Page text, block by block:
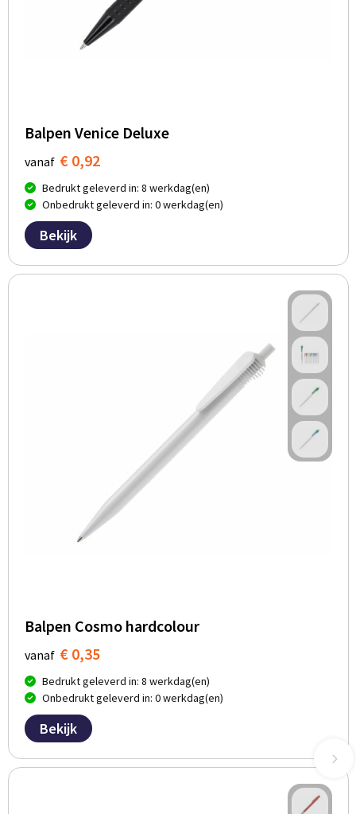
Balpen Venice Deluxe
vanaf € 0,92
Bedrukt geleverd in: 8 werkdag(en)
Onbedrukt geleverd in: 0 werkdag(en)
Bekijk
Balpen Cosmo hardcolour
vanaf € 0,35
Bedrukt geleverd in: 8 werkdag(en)
Onbedrukt geleverd in: 0 werkdag(en)
Bekijk